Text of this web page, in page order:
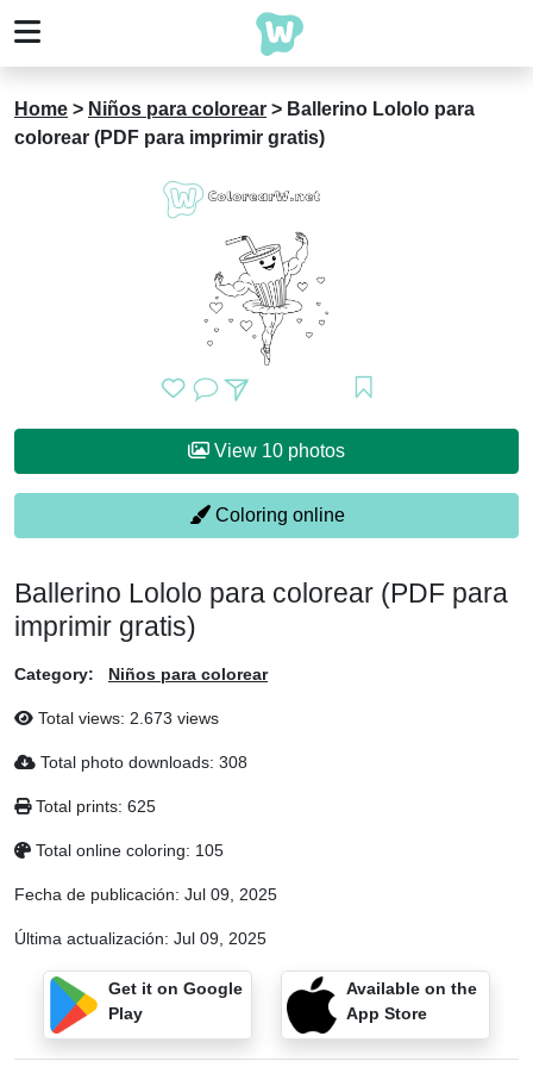
Home > Niños para colorear > Ballerino Lololo para
colorear (PDF para imprimir gratis)
View 10 photos
Coloring online
Ballerino Lololo para colorear (PDF para
imprimir gratis)
Category: Niños para colorear
Total views: 2.673 views
Total photo downloads: 308
Total prints: 625
Total online coloring: 105
Fecha de publicación: Jul 09, 2025
Última actualización: Jul 09, 2025
Get it on Google
Play
Available on the
App Store